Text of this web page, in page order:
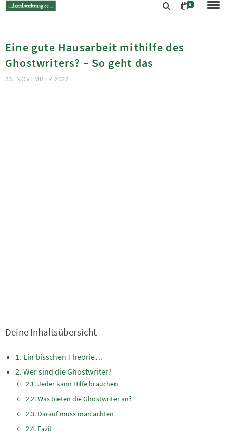
0
Eine gute Hausarbeit mithilfe des
Ghostwriters? – So geht das
23. NOVEMBER 2022
Deine Inhaltsübersicht
Ein bisschen Theorie…
Wer sind die Ghostwriter?
Jeder kann Hilfe brauchen
Was bieten die Ghostwriter an?
Darauf muss man achten
Fazit